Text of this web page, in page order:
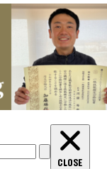
CLOSE